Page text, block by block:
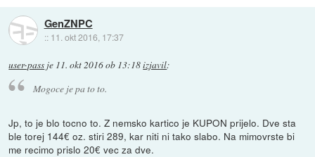
GenZNPC
:: 11. okt 2016, 17:37
user-pass je 11. okt 2016 ob 13:18izjavil:
Mogoce je pa to to.
Jp, to je blo tocno to. Z nemsko kartico je KUPON prijelo. Dve sta
ble torej 144€ oz. stiri 289, kar niti ni tako slabo. Na mimovrste bi
me recimo prislo 20€ vec za dve.